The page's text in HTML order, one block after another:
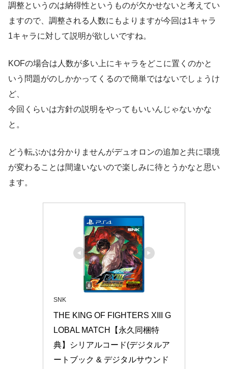
調整というのは納得性というものが欠かせないと考えてい
ますので、調整される人数にもよりますが今回は1キャラ
1キャラに対して説明が欲しいですね。
KOFの場合は人数が多い上にキャラをどこに置くのかと
いう問題がのしかかってくるので簡単ではないでしょうけ
ど、
今回くらいは方針の説明をやってもいいんじゃないかな
と。
どう転ぶかは分かりませんがデュオロンの追加と共に環境
が変わることは間違いないので楽しみに待とうかなと思い
ます。
SNK
THE KING OF FIGHTERS XIII G
LOBAL MATCH【永久同梱特
典】シリアルコード(デジタルア
ートブック & デジタルサウンド